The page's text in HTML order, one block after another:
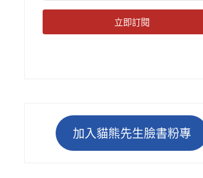
立即訂閱
加入貓熊先生臉書粉專